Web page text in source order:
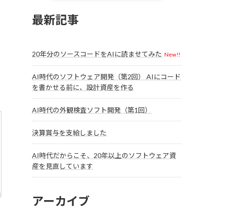
最新記事
20年分のソースコードをAIに読ませてみた New!!
AI時代のソフトウェア開発（第2回） AIにコード
を書かせる前に、設計資産を作る
AI時代の外観検査ソフト開発（第1回）
決算賞与を支給しました
AI時代だからこそ、20年以上のソフトウェア資
産を見直しています
アーカイブ